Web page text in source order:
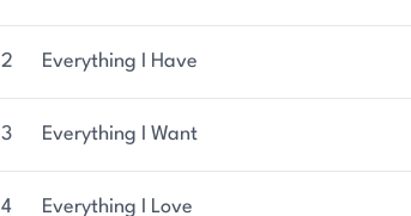
2 Everything I Have
3 Everything I Want
4 Everything I Love